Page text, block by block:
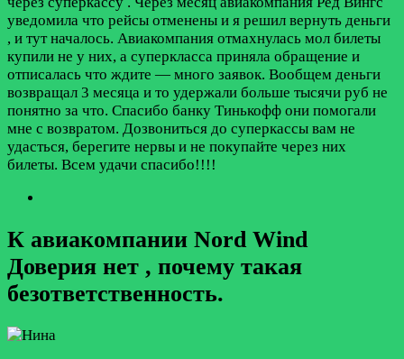
уведомила что рейсы отменены и я решил вернуть деньги
, и тут началось. Авиакомпания отмахнулась мол билеты
купили не у них, а суперкласса приняла обращение и
отписалась что ждите — много заявок. Вообщем деньги
возвращал 3 месяца и то удержали больше тысячи руб не
понятно за что. Спасибо банку Тинькофф они помогали
мне с возвратом. Дозвониться до суперкассы вам не
удасться, берегите нервы и не покупайте через них
билеты. Всем удачи спасибо!!!!
К авиакомпании Nord Wind
Доверия нет , почему такая
безответственность.